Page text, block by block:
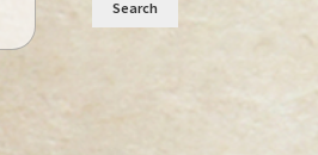
Search